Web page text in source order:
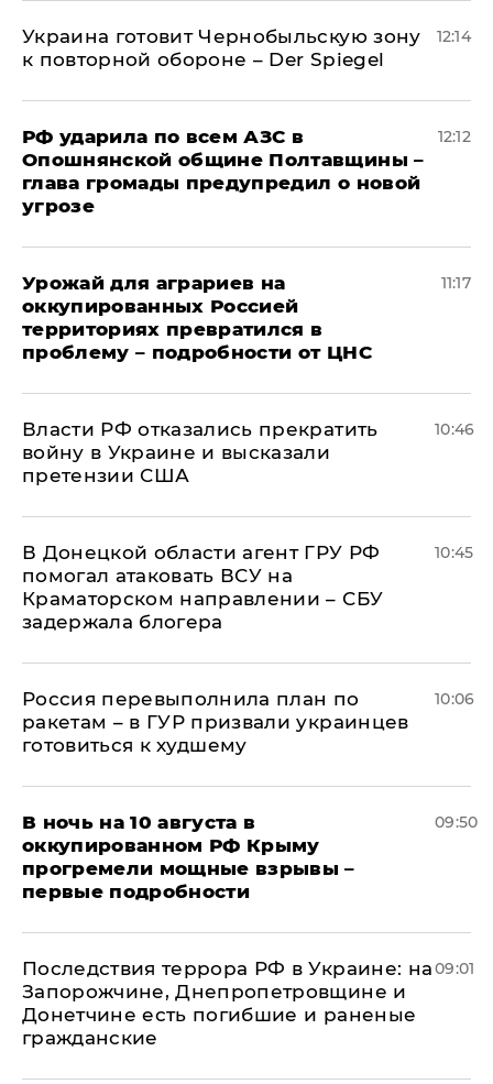
Украина готовит Чернобыльскую зону
к повторной обороне – Der Spiegel
12:14
РФ ударила по всем АЗС в
Опошнянской общине Полтавщины –
глава громады предупредил о новой
угрозе
12:12
Урожай для аграриев на
оккупированных Россией
территориях превратился в
проблему – подробности от ЦНС
11:17
Власти РФ отказались прекратить
войну в Украине и высказали
претензии США
10:46
В Донецкой области агент ГРУ РФ
помогал атаковать ВСУ на
Краматорском направлении – СБУ
задержала блогера
10:45
Россия перевыполнила план по
ракетам – в ГУР призвали украинцев
готовиться к худшему
10:06
В ночь на 10 августа в
оккупированном РФ Крыму
прогремели мощные взрывы –
первые подробности
09:50
Последствия террора РФ в Украине: на
Запорожчине, Днепропетровщине и
Донетчине есть погибшие и раненые
гражданские
09:01